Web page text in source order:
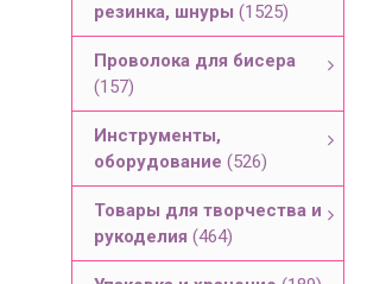
резинка, шнуры (1525)
Проволока для бисера
(157)
Инструменты,
оборудование (526)
Товары для творчества и
рукоделия (464)